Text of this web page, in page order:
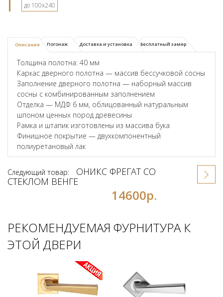
до 100x240
Описание Погонаж Доставка и установка Бесплатный замер
Толщина полотна: 40 мм
Каркас дверного полотна — массив бессучковой сосны
Заполнение дверного полотна — наборный массив
сосны с комбинированным заполнением
Отделка — МДФ 6 мм, облицованный натуральным
шпоном ценных пород древесины
Рамка и штапик изготовлены из массива бука
Финишное покрытие — двухкомпонентный
полиуретановый лак
Следующий товар:
ОНИКС ФРЕГАТ СО
СТЕКЛОМ ВЕНГЕ
14600р.
РЕКОМЕНДУЕМАЯ ФУРНИТУРА К
ЭТОЙ ДВЕРИ